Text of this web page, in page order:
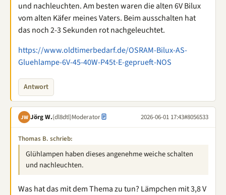
und nachleuchten. Am besten waren die alten 6V Bilux
vom alten Käfer meines Vaters. Beim ausschalten hat
das noch 2-3 Sekunden rot nachgeleuchtet.
https://www.oldtimerbedarf.de/OSRAM-Bilux-AS-
Gluehlampe-6V-45-40W-P45t-E-geprueft-NOS
Antwort
JW Jörg W.(dl8dtl)Moderator 2026-06-01 17:43#8056533
Thomas B. schrieb:
Glühlampen haben dieses angenehme weiche schalten
und nachleuchten.
Was hat das mit dem Thema zu tun? Lämpchen mit 3,8 V